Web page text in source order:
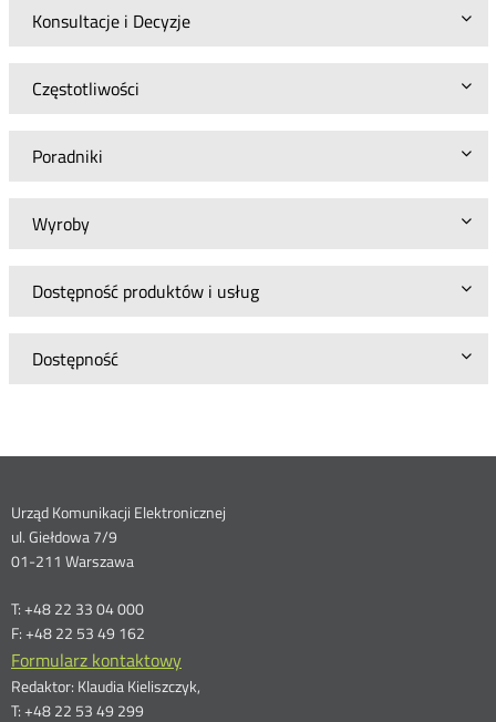
Konsultacje i Decyzje
Częstotliwości
Poradniki
Wyroby
Dostępność produktów i usług
Dostępność
Dane
kontaktowe
Urząd Komunikacji Elektronicznej
ul. Giełdowa 7/9
01-211 Warszawa
T: +48 22 33 04 000
F: +48 22 53 49 162
Formularz kontaktowy
Redaktor: Klaudia Kieliszczyk,
T: +48 22 53 49 299